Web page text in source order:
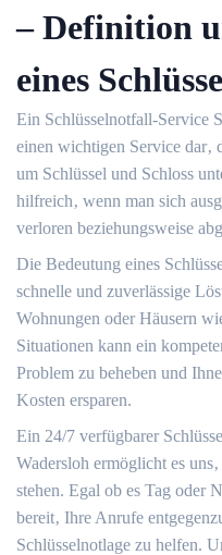
– Definition
eines
Ein Schlüsselnotfall-Service
einen wichtigen Service dar‚
um Schlüssel und Schloss
hilfreich‚ wenn man sich
verloren beziehungsweise
Die Bedeutung eines
schnelle und zuverlässige
Wohnungen oder Häusern
Situationen kann ein
Problem zu beheben und
Kosten ersparen.
Ein 24/7 verfügbarer
Wadersloh ermöglicht es
stehen.​ Egal ob es Tag oder
bereit‚ Ihre Anrufe
Schlüsselnotlage zu helfen.​